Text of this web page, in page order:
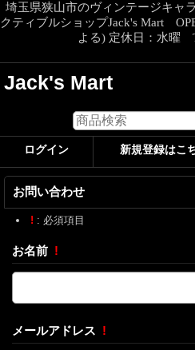
埼玉県狭山市のヴィンテージキャ
クティブルショップJack's Mart
よる) 定休日：水曜
Jack's Mart
ログイン 新規登録はこ
お問い合わせ
! : 必須項目
お名前 !
メールアドレス !